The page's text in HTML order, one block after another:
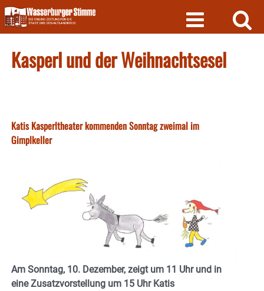
Skip
to
content
Kasperl und der Weihnachtsesel
Katis Kasperltheater kommenden Sonntag zweimal im
Gimplkeller
Am Sonntag, 10. Dezember, zeigt um 11 Uhr und in
eine Zusatzvorstellung um 15 Uhr Katis